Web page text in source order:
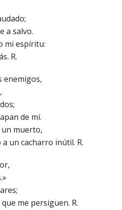
a salvo.
mi espíritu:
R.
enemigos,
de mí.
un muerto,
un cacharro inútil. R.
me persiguen. R.